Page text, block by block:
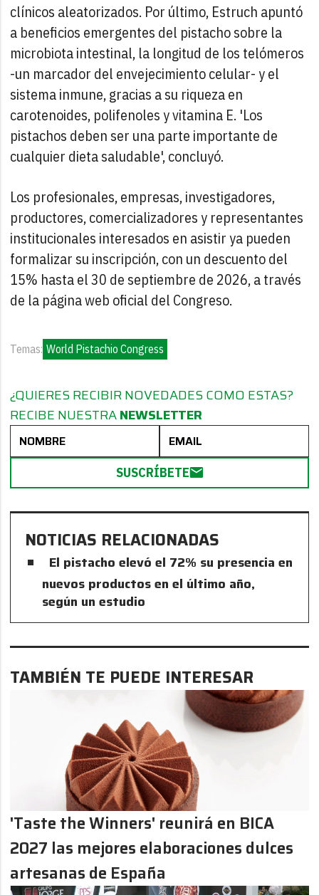
clínicos aleatorizados. Por último, Estruch apuntó
a beneficios emergentes del pistacho sobre la
microbiota intestinal, la longitud de los telómeros
-un marcador del envejecimiento celular- y el
sistema inmune, gracias a su riqueza en
carotenoides, polifenoles y vitamina E. 'Los
pistachos deben ser una parte importante de
cualquier dieta saludable', concluyó.
Los profesionales, empresas, investigadores,
productores, comercializadores y representantes
institucionales interesados en asistir ya pueden
formalizar su inscripción, con un descuento del
15% hasta el 30 de septiembre de 2026, a través
de la página web oficial del Congreso.
Temas: World Pistachio Congress
¿QUIERES RECIBIR NOVEDADES COMO ESTAS?
RECIBE NUESTRANEWSLETTER
SUSCRÍBETE
NOTICIAS RELACIONADAS
El pistacho elevó el 72% su presencia en
nuevos productos en el último año,
según un estudio
TAMBIÉN TE PUEDE INTERESAR
'Taste the Winners' reunirá en BICA
2027 las mejores elaboraciones dulces
artesanas de España